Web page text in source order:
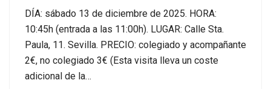
DÍA: sábado 13 de diciembre de 2025. HORA:
10:45h (entrada a las 11:00h). LUGAR: Calle Sta.
Paula, 11. Sevilla. PRECIO: colegiado y acompañante
2€, no colegiado 3€ (Esta visita lleva un coste
adicional de la…